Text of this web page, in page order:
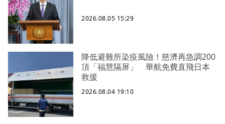
2026.08.05 15:29
降低避難所染疫風險！慈濟再急調200
頂「福慧隔屏」 華航免費直飛日本
救援
2026.08.04 19:10